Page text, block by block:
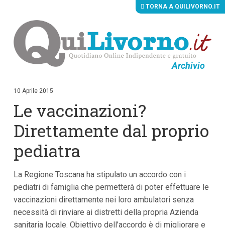
Archivio
i
i
t
e
t
p
r
n
c
TORNA A QUILIVORNO.IT
10 Aprile 2015
Le vaccinazioni?
Direttamente dal proprio
pediatra
La Regione Toscana ha stipulato un accordo con i
pediatri di famiglia che permetterà di poter effettuare le
vaccinazioni direttamente nei loro ambulatori senza
necessità di rinviare ai distretti della propria Azienda
sanitaria locale. Obiettivo dell’accordo è di migliorare e